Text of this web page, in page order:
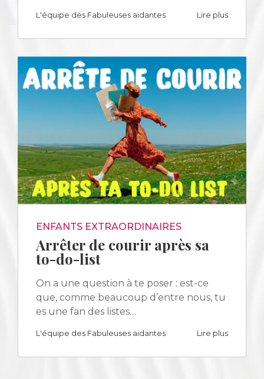
L'équipe des Fabuleuses aidantes Lire plus
ENFANTS EXTRAORDINAIRES
Arrêter de courir après sa
to-do-list
On a une question à te poser : est-ce
que, comme beaucoup d’entre nous, tu
es une fan des listes…
L'équipe des Fabuleuses aidantes Lire plus